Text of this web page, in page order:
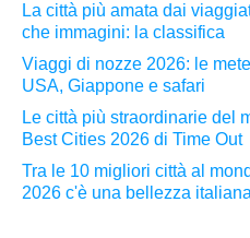
La città più amata dai
che immagini: la classifica
Viaggi di nozze 2026: le
USA, Giappone e safari
Le città più straordinarie del
Best Cities 2026 di Time Out
Tra le 10 migliori città al
2026 c'è una bellezza italiana